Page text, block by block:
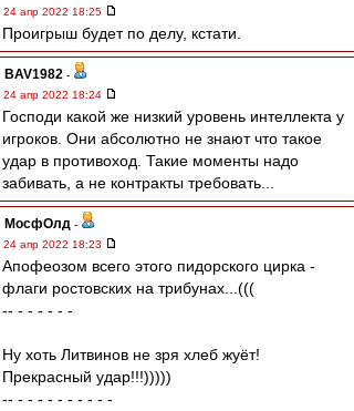
24 апр 2022 18:25
Проигрыш будет по делу, кстати.
BAV1982 -
24 апр 2022 18:24
Господи какой же низкий уровень интеллекта у
игроков. Они абсолютно не знают что такое
удар в противоход. Такие моменты надо
забивать, а не контракты требовать...
МосфОлд -
24 апр 2022 18:23
Апофеозом всего этого пидорского цирка -
флаги ростовских на трибунах...(((
-- - - - - - -
Ну хоть Литвинов не зря хлеб жуёт!
Прекрасный удар!!!)))))
-- - - - - - - - - - -